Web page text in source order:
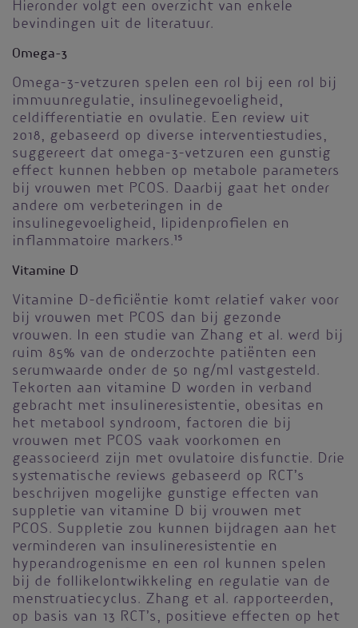
Hieronder volgt een overzicht van enkele
bevindingen uit de literatuur.
Omega-3
Omega-3-vetzuren spelen een rol bij een rol bij
immuunregulatie, insulinegevoeligheid,
celdifferentiatie en ovulatie. Een review uit
2018, gebaseerd op diverse interventiestudies,
suggereert dat omega-3-vetzuren een gunstig
effect kunnen hebben op metabole parameters
bij vrouwen met PCOS. Daarbij gaat het onder
andere om verbeteringen in de
insulinegevoeligheid, lipidenprofielen en
inflammatoire markers.15
Vitamine D
Vitamine D-deficiëntie komt relatief vaker voor
bij vrouwen met PCOS dan bij gezonde
vrouwen. In een studie van Zhang et al. werd bij
ruim 85% van de onderzochte patiënten een
serumwaarde onder de 50 ng/ml vastgesteld.
Tekorten aan vitamine D worden in verband
gebracht met insulineresistentie, obesitas en
het metabool syndroom, factoren die bij
vrouwen met PCOS vaak voorkomen en
geassocieerd zijn met ovulatoire disfunctie. Drie
systematische reviews gebaseerd op RCT’s
beschrijven mogelijke gunstige effecten van
suppletie van vitamine D bij vrouwen met
PCOS. Suppletie zou kunnen bijdragen aan het
verminderen van insulineresistentie en
hyperandrogenisme en een rol kunnen spelen
bij de follikelontwikkeling en regulatie van de
menstruatiecyclus. Zhang et al. rapporteerden,
op basis van 13 RCT’s, positieve effecten op het